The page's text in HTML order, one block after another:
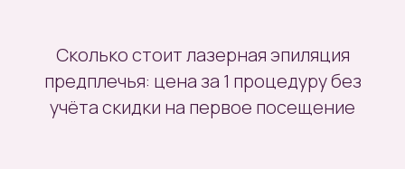
Сколько стоит лазерная эпиляция
предплечья: цена за 1 процедуру без
учёта скидки на первое посещение